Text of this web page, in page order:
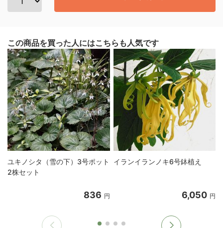
この商品を買った人にはこちらも人気です
ユキノシタ（雪の下）3号ポット
2株セット
836 円
イランイランノキ6号鉢植え
6,050 円